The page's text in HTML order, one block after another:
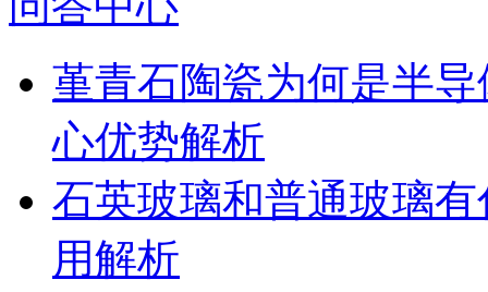
堇青石陶瓷为何是半
心优势解析
石英玻璃和普通玻璃
用解析